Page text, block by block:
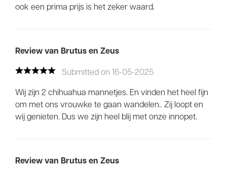
ook een prima prijs is het zeker waard.
Review van Brutus en Zeus
Submitted on 16-05-2025
Wij zijn 2 chihuahua mannetjes. En vinden het heel fijn
om met ons vrouwke te gaan wandelen.. Zij loopt en
wij genieten. Dus we zijn heel blij met onze innopet.
Review van Brutus en Zeus